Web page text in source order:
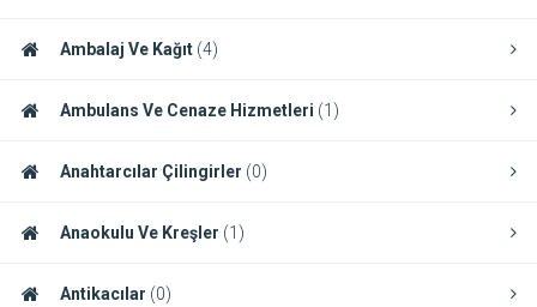
Ambalaj Ve Kağıt (4)
Ambulans Ve Cenaze Hizmetleri (1)
Anahtarcılar Çilingirler (0)
Anaokulu Ve Kreşler (1)
Antikacılar (0)